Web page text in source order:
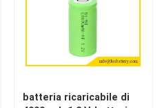
del litio
manganese del litio
batteria ricaricabile di